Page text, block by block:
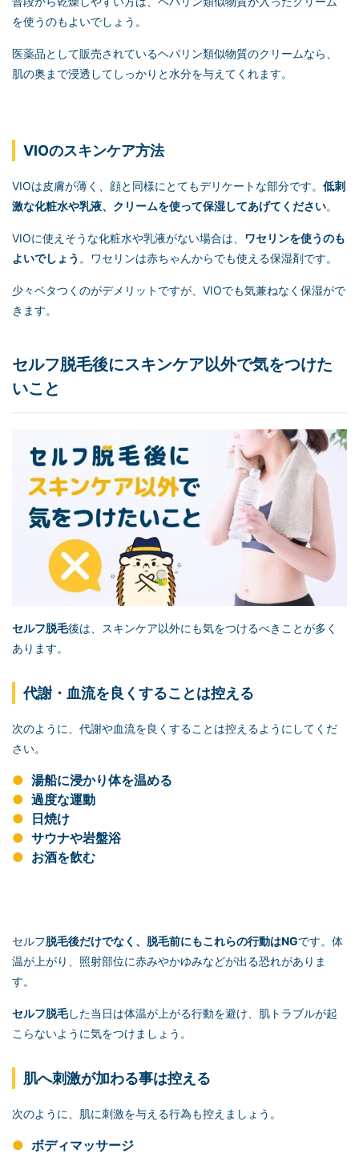
を使うのもよいでしょう。
医薬品として販売されているヘパリン類似物質のクリームなら、
肌の奥まで浸透してしっかりと水分を与えてくれます。
VIOのスキンケア方法
VIOは皮膚が薄く、顔と同様にとてもデリケートな部分です。 低刺
激な化粧水や乳液、クリームを使って保湿してあげてください。
VIOに使えそうな化粧水や乳液がない場合は、 ワセリンを使うのも
よいでしょう 。ワセリンは赤ちゃんからでも使える保湿剤です。
少々ベタつくのがデメリットですが、VIOでも気兼ねなく保湿がで
きます。
セルフ脱毛後にスキンケア以外で気をつけた
いこと
セルフ脱毛後は、スキンケア以外にも気をつけるべきことが多く
あります。
代謝・血流を良くすることは控える
次のように、代謝や血流を良くすることは控えるようにしてくだ
さい。
湯船に浸かり体を温める
過度な運動
日焼け
サウナや岩盤浴
お酒を飲む
セルフ脱毛後だけでなく、脱毛前にもこれらの行動はNGです。体
温が上がり、照射部位に赤みやかゆみなどが出る恐れがありま
す。
セルフ脱毛した当日は体温が上がる行動を避け、肌トラブルが起
こらないように気をつけましょう。
肌へ刺激が加わる事は控える
次のように、肌に刺激を与える行為も控えましょう。
ボディマッサージ